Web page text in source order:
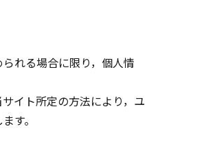
れる場合に限り，個人情
イト所定の方法により，ユ
す。